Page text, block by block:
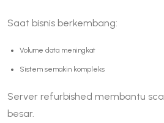
Saat bisnis berkembang:
Volume data meningkat
Sistem semakin kompleks
Server refurbished membantu
besar.